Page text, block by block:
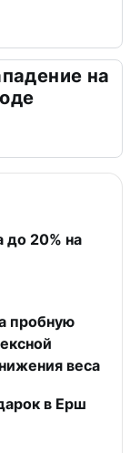
на
до 20% на
пробную
веса
в Ерш